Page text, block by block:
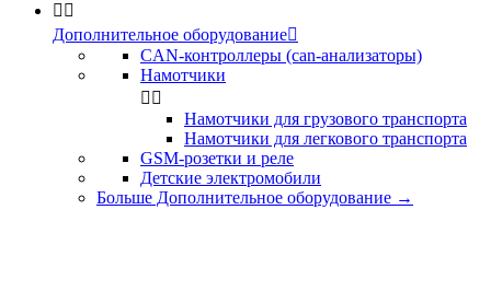
 
Дополнительное оборудование
CAN-контроллеры (can-анализаторы)
Намотчики
 
Намотчики для грузового транспорта
Намотчики для легкового транспорта
GSM-розетки и реле
Детские электромобили
Больше Дополнительное оборудование →